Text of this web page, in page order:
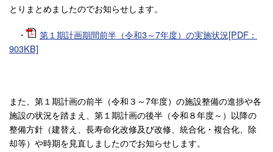
とりまとめましたのでお知らせします。
・
第１期計画期間前半（令和3～7年度）の実施状況[PDF：
903KB]
また、第１期計画の前半（令和３～7年度）の施設整備の進捗や各
施設の状況を踏まえ、第１期計画の後半（令和８年度～）以降の
整備方針（建替え、長寿命化改修及び改修、統合化・複合化、除
却等）や時期を見直しましたのでお知らせします。